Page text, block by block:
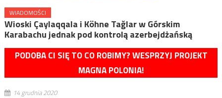
WIADOMOŚCI
Wioski Çaylaqqala i Köhne Tağlar w Górskim
Karabachu jednak pod kontrolą azerbejdżańską
PODOBA CI SIĘ TO CO ROBIMY? WESPRZYJ PROJEKT
MAGNA POLONIA!
14 grudnia 2020